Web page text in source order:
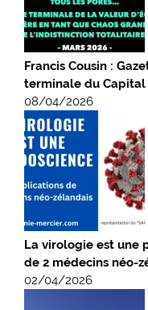
Francis Cousin :
terminale du Capital
08/04/2026
La virologie est une
de 2 médecins néo-
02/04/2026